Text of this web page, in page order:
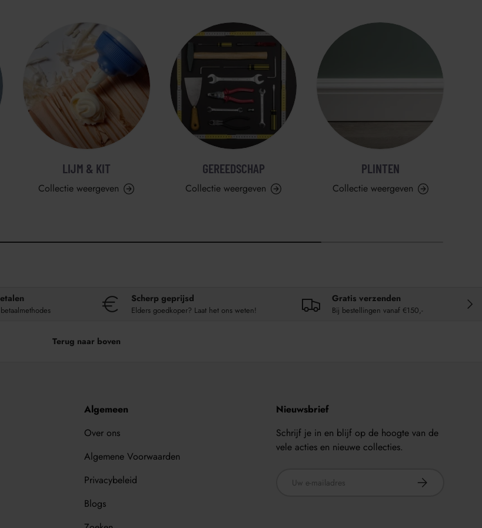
LIJM & KIT
Collectie weergeven
GEREEDSCHAP
Collectie weergeven
PLINTEN
Collectie weergeven
Scherp geprijsd
Elders goedkoper? Laat het ons weten!
Gratis verzenden
Bij bestellingen vanaf €150,-
Terug naar boven
Algemeen
Over ons
Algemene Voorwaarden
Privacybeleid
Blogs
Nieuwsbrief
Schrijf je in en blijf op de hoogte van de
vele acties en nieuwe collecties.
ABONNEER